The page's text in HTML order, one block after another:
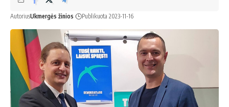
AutoriusUkmergės žinios Publikuota 2023-11-16